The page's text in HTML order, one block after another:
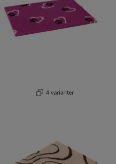
4 varianter